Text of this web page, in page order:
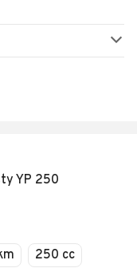
YP 250
250 cc